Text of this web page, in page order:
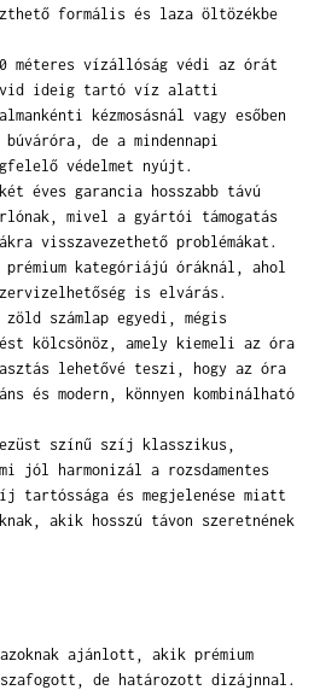
formális és laza öltözékbe
méteres vízállóság védi az órát
ideig tartó víz alatti
kézmosásnál vagy esőben
búváróra, de a mindennapi
védelmet nyújt.
éves garancia hosszabb távú
mivel a gyártói támogatás
visszavezethető problémákat.
prémium kategóriájú óráknál, ahol
is elvárás.
zöld számlap egyedi, mégis
kölcsönöz, amely kiemeli az óra
lehetővé teszi, hogy az óra
és modern, könnyen kombinálható
színű szíj klasszikus,
jól harmonizál a rozsdamentes
tartóssága és megjelenése miatt
akik hosszú távon szeretnének
ajánlott, akik prémium
de határozott dizájnnal.